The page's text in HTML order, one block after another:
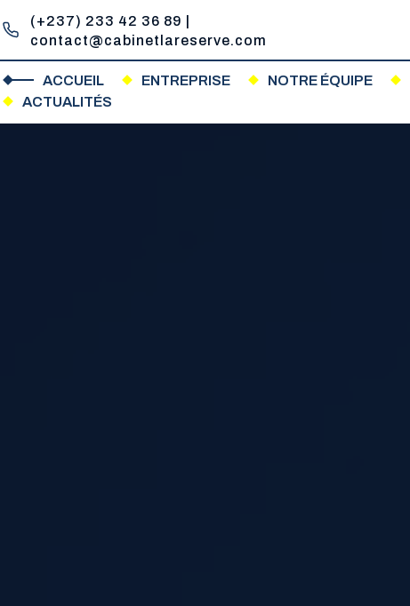
(+237) 233 42 36 89 |
contact@cabinetlareserve.com
ACCUEIL ENTREPRISE NOTRE ÉQUIPE
ACTUALITÉS